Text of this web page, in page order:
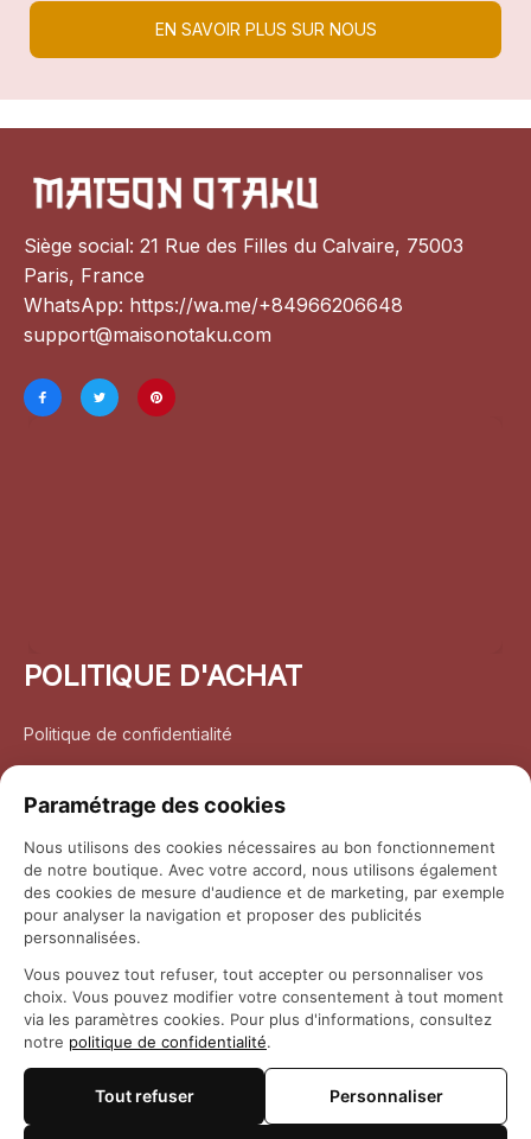
EN SAVOIR PLUS SUR NOUS
Siège social: 21 Rue des Filles du Calvaire, 75003
Paris, France
WhatsApp: https://wa.me/+84966206648
support@maisonotaku.com
POLITIQUE D'ACHAT
Politique de confidentialité
Politique de retour et remboursement
Coordonnées
Questions fréquemment posées
© 2026 Maison Otaku
Paramétrage des cookies
Nous utilisons des cookies nécessaires au bon fonctionnement
de notre boutique. Avec votre accord, nous utilisons également
des cookies de mesure d'audience et de marketing, par exemple
pour analyser la navigation et proposer des publicités
personnalisées.
Vous pouvez tout refuser, tout accepter ou personnaliser vos
choix. Vous pouvez modifier votre consentement à tout moment
via les paramètres cookies. Pour plus d'informations, consultez
notre politique de confidentialité.
Tout refuser Personnaliser